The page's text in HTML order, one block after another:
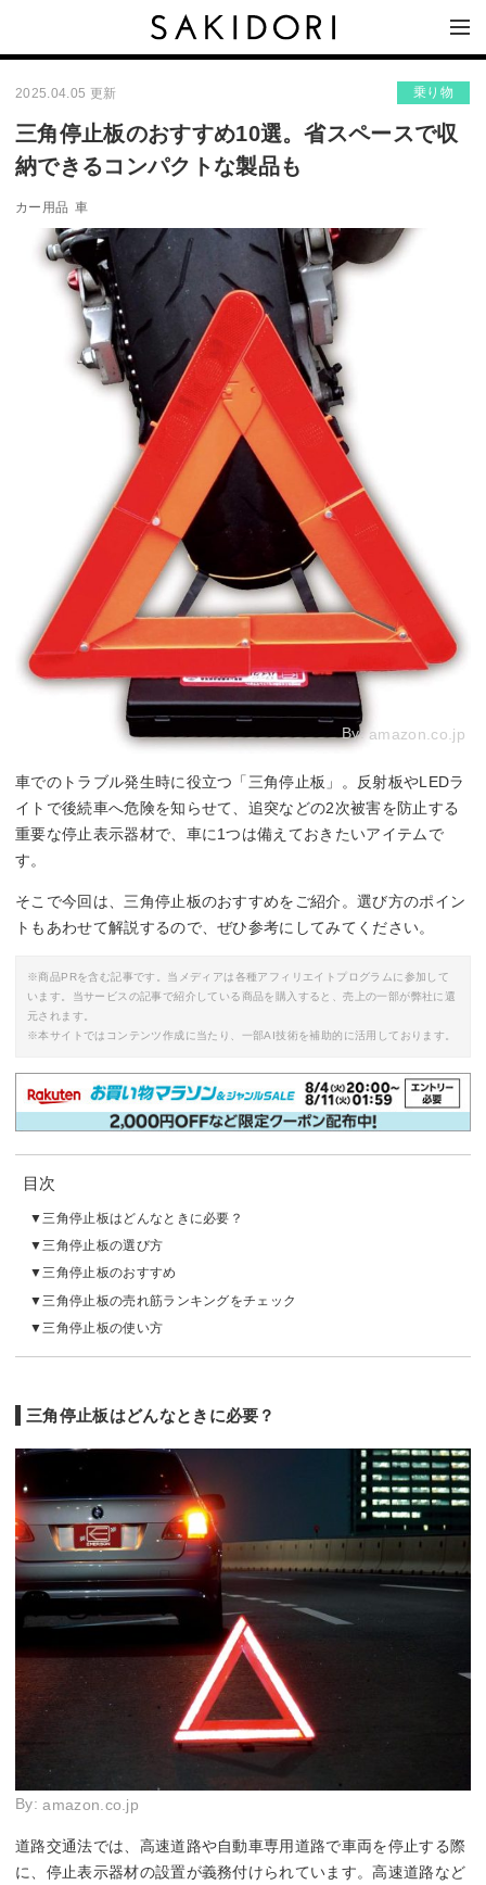
2025.04.05 更新 乗り物
三角停止板のおすすめ10選。省スペースで収
納できるコンパクトな製品も
カー用品 車
By:amazon.co.jp
車でのトラブル発生時に役立つ「三角停止板」。反射板やLEDラ
イトで後続車へ危険を知らせて、追突などの2次被害を防止する
重要な停止表示器材で、車に1つは備えておきたいアイテムで
す。
そこで今回は、三角停止板のおすすめをご紹介。選び方のポイン
トもあわせて解説するので、ぜひ参考にしてみてください。
※商品PRを含む記事です。当メディアは各種アフィリエイトプログラムに参加して
います。当サービスの記事で紹介している商品を購入すると、売上の一部が弊社に還
元されます。
※本サイトではコンテンツ作成に当たり、一部AI技術を補助的に活用しております。
目次
三角停止板はどんなときに必要？
三角停止板の選び方
三角停止板のおすすめ
三角停止板の売れ筋ランキングをチェック
三角停止板の使い方
三角停止板はどんなときに必要？
By:amazon.co.jp
道路交通法では、高速道路や自動車専用道路で車両を停止する際
に、停止表示器材の設置が義務付けられています。高速道路など